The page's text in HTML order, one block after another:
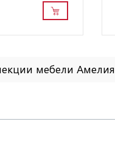
мебели Амелия